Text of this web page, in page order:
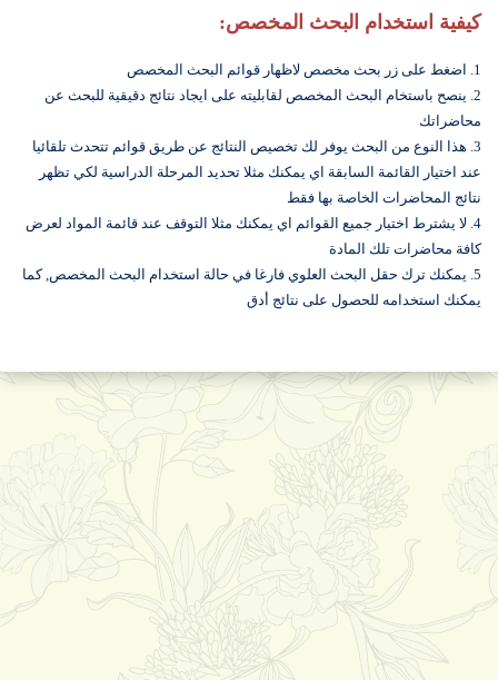
كيفية استخدام البحث المخصص:
1. اضغط على زر بحث مخصص لاظهار قوائم البحث المخصص
2. ينصح باستخام البحث المخصص لقابليته على ايجاد نتائج دقيقية للبحث عن
محاضراتك
3. هذا النوع من البحث يوفر لك تخصيص النتائج عن طريق قوائم تتحدث تلقائيا
عند اختيار القائمة السابقة اي يمكنك مثلا تحديد المرحلة الدراسية لكي تظهر
نتائج المحاضرات الخاصة بها فقط
4. لا يشترط اختيار جميع القوائم اي يمكنك مثلا التوقف عند قائمة المواد لعرض
كافة محاضرات تلك المادة
5. يمكنك ترك حقل البحث العلوي فارغا في حالة استخدام البحث المخصص, كما
يمكنك استخدامه للحصول على نتائج أدق